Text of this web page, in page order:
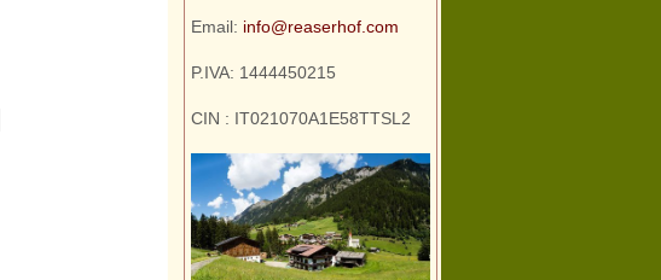
Email: info@reaserhof.com
P.IVA: 1444450215
CIN : IT021070A1E58TTSL2